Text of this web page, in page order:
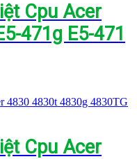
Cpu Acer
471g E5-471
Cpu Acer